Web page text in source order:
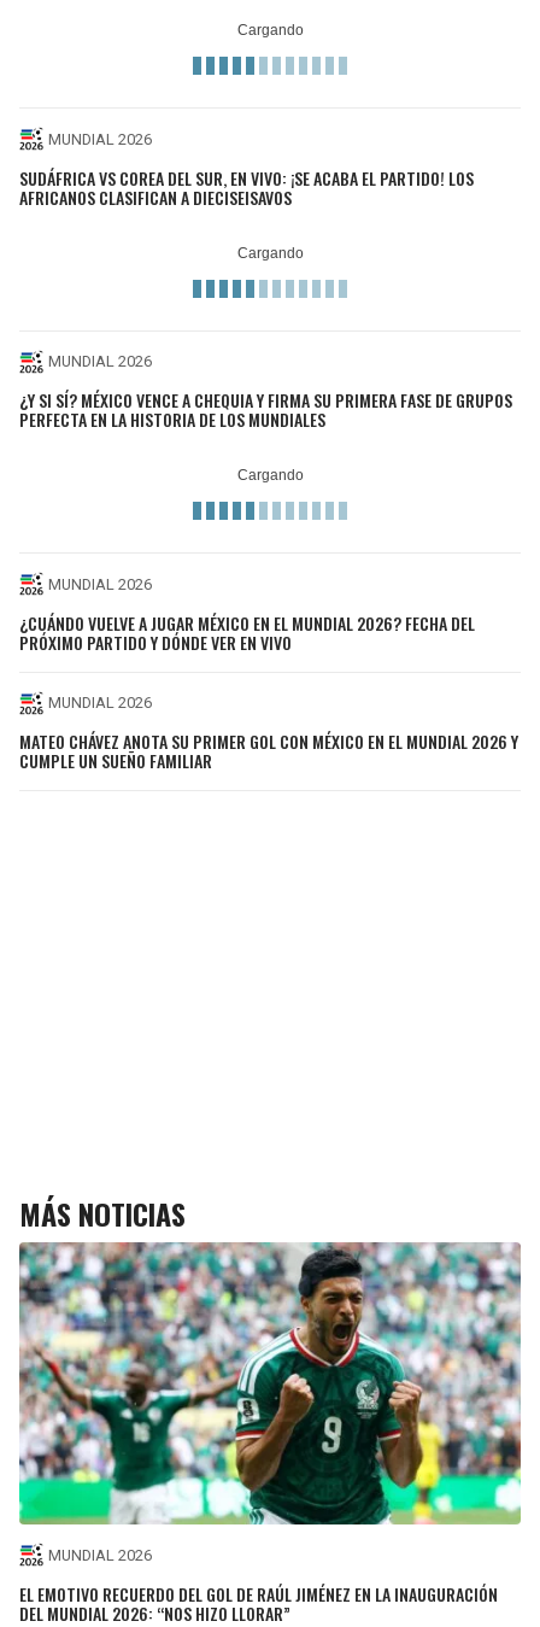
MUNDIAL 2026
SUDÁFRICA VS COREA DEL SUR, EN VIVO: ¡SE ACABA EL PARTIDO! LOS
AFRICANOS CLASIFICAN A DIECISEISAVOS
MUNDIAL 2026
¿Y SI SÍ? MÉXICO VENCE A CHEQUIA Y FIRMA SU PRIMERA FASE DE GRUPOS
PERFECTA EN LA HISTORIA DE LOS MUNDIALES
MUNDIAL 2026
¿CUÁNDO VUELVE A JUGAR MÉXICO EN EL MUNDIAL 2026? FECHA DEL
PRÓXIMO PARTIDO Y DÓNDE VER EN VIVO
MUNDIAL 2026
MATEO CHÁVEZ ANOTA SU PRIMER GOL CON MÉXICO EN EL MUNDIAL 2026 Y
CUMPLE UN SUEÑO FAMILIAR
MÁS NOTICIAS
MUNDIAL 2026
EL EMOTIVO RECUERDO DEL GOL DE RAÚL JIMÉNEZ EN LA INAUGURACIÓN
DEL MUNDIAL 2026: “NOS HIZO LLORAR”